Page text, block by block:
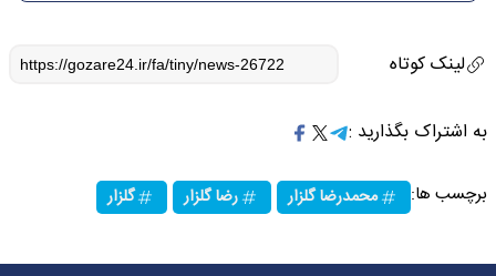
لینک کوتاه
به اشتراک بگذارید :
برچسب ها: محمدرضا گلزار رضا گلزار گلزار